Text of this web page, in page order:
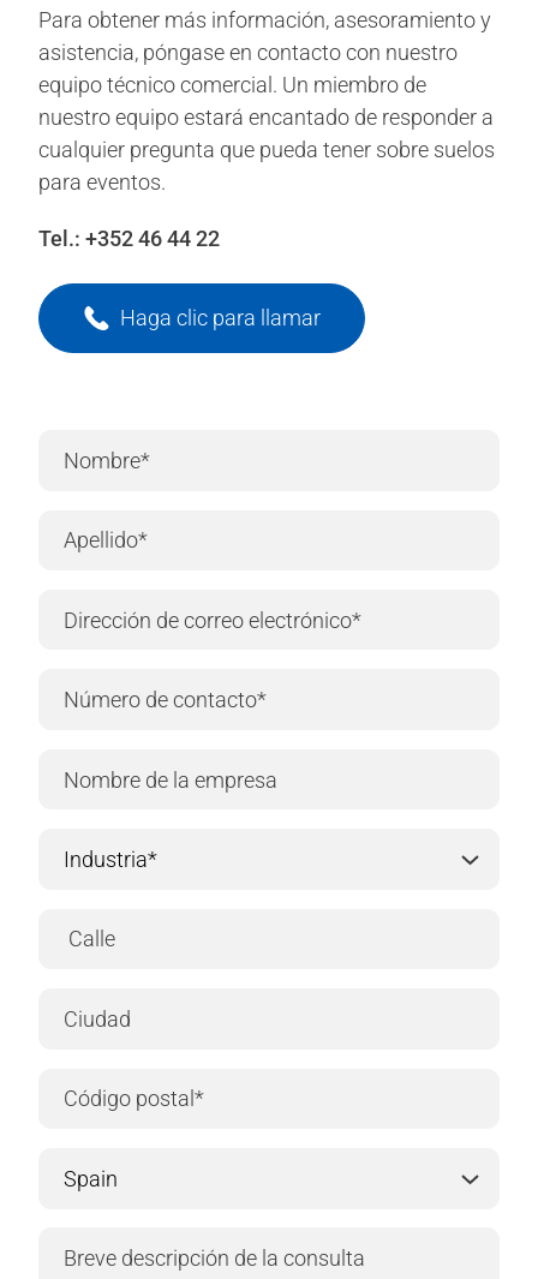
Para obtener más información, asesoramiento y
asistencia, póngase en contacto con nuestro
equipo técnico comercial. Un miembro de
nuestro equipo estará encantado de responder a
cualquier pregunta que pueda tener sobre suelos
para eventos.
Tel.: +352 46 44 22
Haga clic para llamar